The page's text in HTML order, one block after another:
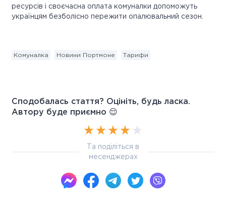
ресурсів і своєчасна оплата комуналки допоможуть
українцям безболісно пережити опалювальний сезон.
Комуналка Новини Портмоне Тарифи
Сподобалась стаття? Оцініть, будь ласка.
Автору буде приємно 😌
Та поділіться в
месенджерах